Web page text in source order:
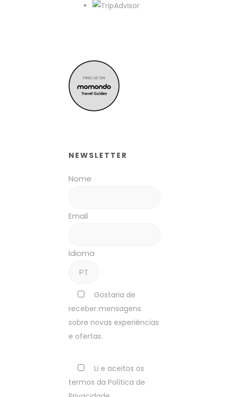
NEWSLETTER
Nome
Email
Idioma
Gostaria de
receber mensagens
sobre novas experiências
e ofertas.
Li e aceitos os
termos da Política de